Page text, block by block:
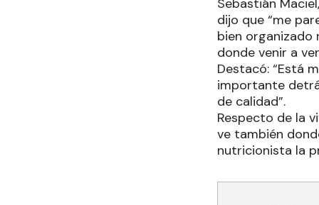
Sebastián
dijo que “me
bien
donde venir a
Destacó: “Está
importante
de calidad”.
Respecto de la
ve también
nutricionista la